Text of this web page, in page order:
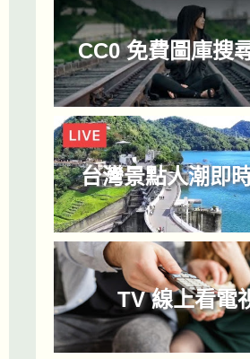
CC0 免費圖庫搜
台灣景點人潮即
TV 線上看電